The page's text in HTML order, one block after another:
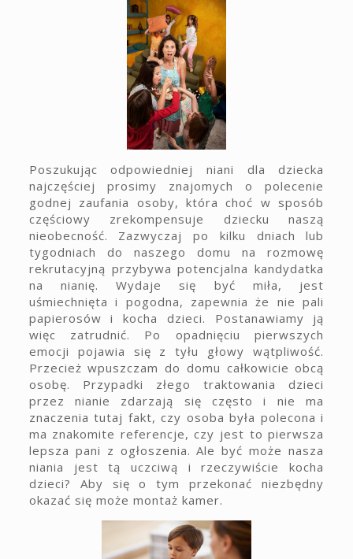
Poszukując odpowiedniej niani dla dziecka
najczęściej prosimy znajomych o polecenie
godnej zaufania osoby, która choć w sposób
częściowy zrekompensuje dziecku naszą
nieobecność. Zazwyczaj po kilku dniach lub
tygodniach do naszego domu na rozmowę
rekrutacyjną przybywa potencjalna kandydatka
na nianię. Wydaje się być miła, jest
uśmiechnięta i pogodna, zapewnia że nie pali
papierosów i kocha dzieci. Postanawiamy ją
więc zatrudnić. Po opadnięciu pierwszych
emocji pojawia się z tyłu głowy wątpliwość.
Przecież wpuszczam do domu całkowicie obcą
osobę. Przypadki złego traktowania dzieci
przez nianie zdarzają się często i nie ma
znaczenia tutaj fakt, czy osoba była polecona i
ma znakomite referencje, czy jest to pierwsza
lepsza pani z ogłoszenia. Ale być może nasza
niania jest tą uczciwą i rzeczywiście kocha
dzieci? Aby się o tym przekonać niezbędny
okazać się może montaż kamer.